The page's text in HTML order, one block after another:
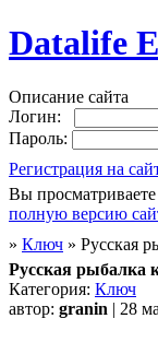
Datalife
Описание сайта
Логин:
Пароль:
Регистрация на
Вы
полную версию
» Ключ » Русская
Русская рыбалка
Категория: Ключ
автор: granin | 28